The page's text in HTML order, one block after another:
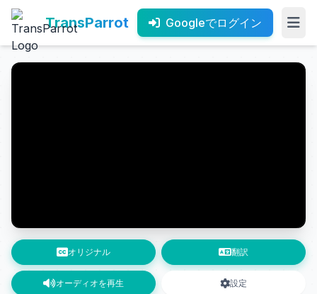
TransParrot Googleでログイン
オリジナル 翻訳
オーディオを再生 設定